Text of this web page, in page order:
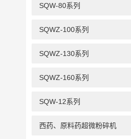
SQW-80系列
SQWZ-100系列
SQWZ-130系列
SQWZ-160系列
SQW-12系列
西药、原料药超微粉碎机